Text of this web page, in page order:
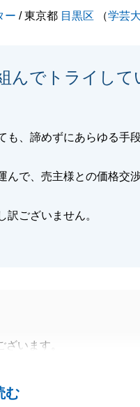
ました。
今後もお客様に寄り添っ
ー / 東京都 目黒区 （学芸
んでトライして
も、諦めずにあらゆる手
んで、売主様との価格交
訳ございません。
む
います。
たことを大変嬉しく思